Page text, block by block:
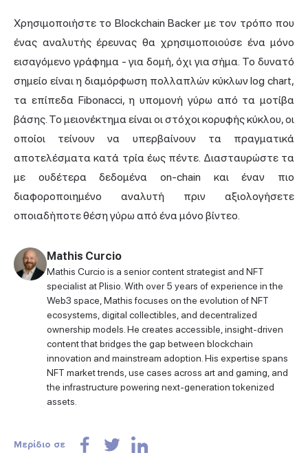
Χρησιμοποιήστε το Blockchain Backer με τον τρόπο που
ένας αναλυτής έρευνας θα χρησιμοποιούσε ένα μόνο
εισαγόμενο γράφημα - για δομή, όχι για σήμα. Το δυνατό
σημείο είναι η διαμόρφωση πολλαπλών κύκλων log chart,
τα επίπεδα Fibonacci, η υπομονή γύρω από τα μοτίβα
βάσης. Το μειονέκτημα είναι οι στόχοι κορυφής κύκλου, οι
οποίοι τείνουν να υπερβαίνουν τα πραγματικά
αποτελέσματα κατά τρία έως πέντε. Διασταυρώστε τα
με ουδέτερα δεδομένα on-chain και έναν πιο
διαφοροποιημένο αναλυτή πριν αξιολογήσετε
οποιαδήποτε θέση γύρω από ένα μόνο βίντεο.
Mathis Curcio
Mathis Curcio is a senior content strategist and NFT
specialist at Plisio. With over 5 years of experience in the
Web3 space, Mathis focuses on the evolution of NFT
ecosystems, digital collectibles, and decentralized
ownership models. He creates accessible, insight-driven
content that bridges the gap between blockchain
innovation and mainstream adoption. His expertise spans
NFT market trends, use cases across art and gaming, and
the infrastructure powering next-generation tokenized
assets.
Μερίδιο σε